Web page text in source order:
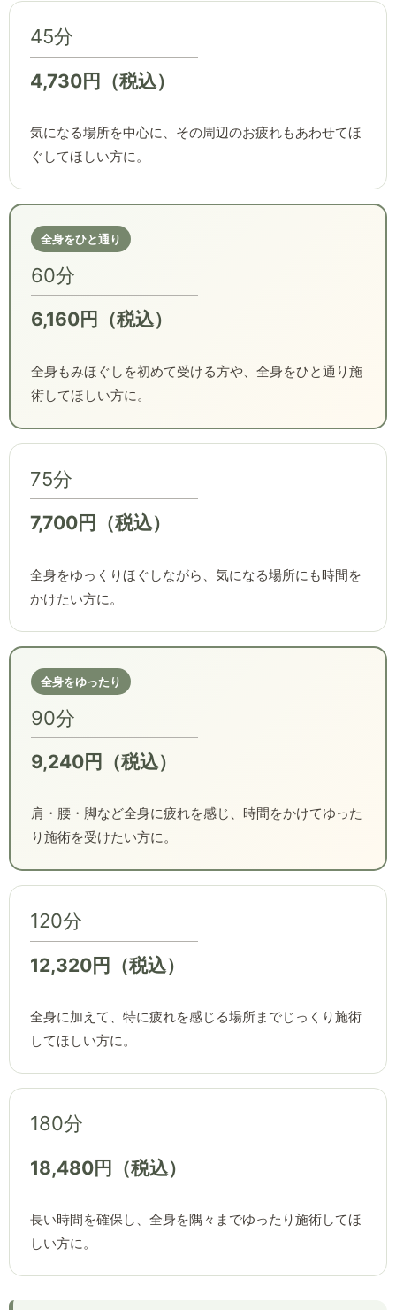
45分
4,730円（税込）
気になる場所を中心に、その周辺のお疲れもあわせてほ
ぐしてほしい方に。
全身をひと通り
60分
6,160円（税込）
全身もみほぐしを初めて受ける方や、全身をひと通り施
術してほしい方に。
75分
7,700円（税込）
全身をゆっくりほぐしながら、気になる場所にも時間を
かけたい方に。
全身をゆったり
90分
9,240円（税込）
肩・腰・脚など全身に疲れを感じ、時間をかけてゆった
り施術を受けたい方に。
120分
12,320円（税込）
全身に加えて、特に疲れを感じる場所までじっくり施術
してほしい方に。
180分
18,480円（税込）
長い時間を確保し、全身を隅々までゆったり施術してほ
しい方に。